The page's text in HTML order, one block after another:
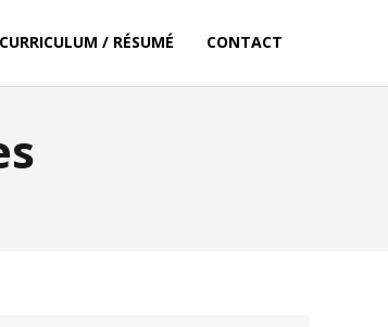
CURRICULUM / RÉSUMÉ CONTACT